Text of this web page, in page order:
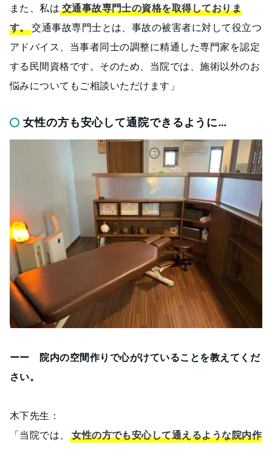
また、私は交通事故専門士の資格を取得しておりま
す。交通事故専門士とは、事故の被害者に対して役立つ
アドバイス、当事者同士の調整に精通した専門家を認定
する民間資格です。そのため、当院では、施術以外のお
悩みについてもご相談いただけます」
女性の方も安心して通院できるように…
ーー 院内の空間作りで心がけていることを教えてくだ
さい。
木下先生：
「当院では、
女性の方でも安心して通えるような院内作